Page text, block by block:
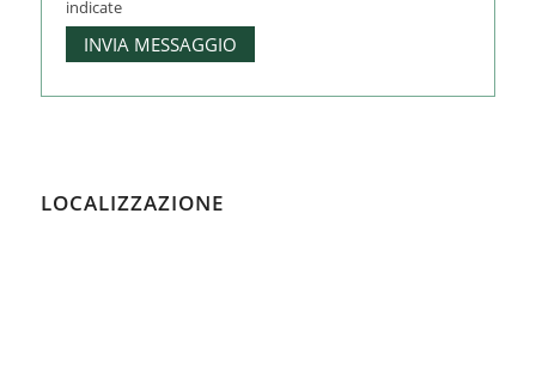
indicate
LOCALIZZAZIONE